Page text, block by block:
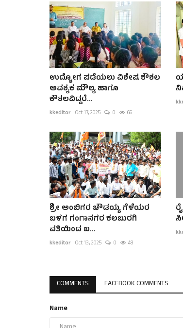
ಉದ್ಯೋಗ ಪಡೆಯಲು ವಿಶೇಷ ಕೌಶಲ
ಅವಶ್ಯಕ ಮೌಲ್ಯ ಹಾಗೂ
ಕೌಶಲವಿದ್ದರೆ...
kkeditor Oct 17, 2025 0 66
ಶ್ರೀ ಅಂಬಿಗರ ಚೌಡಯ್ಯ ಗೆಳೆಯರ
ಬಳಗ ಗಂಗಾನಗರ ಕಲಬುರಗಿ
ವತಿಯಿಂದ ಬ...
kkeditor Oct 13, 2025 0 48
COMMENTS FACEBOOK COMMENTS
Name